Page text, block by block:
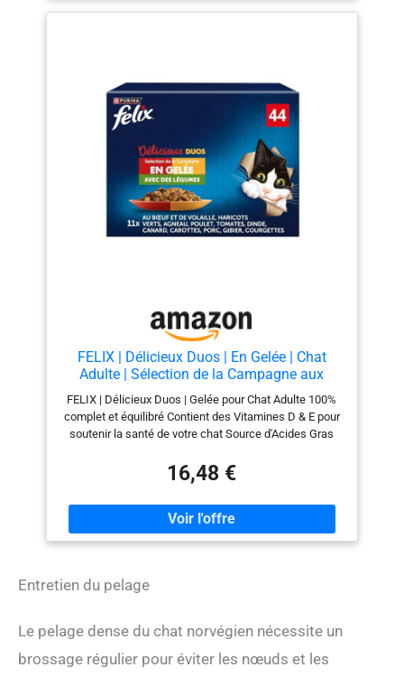
Cette Sélection Mixte propose 4 délicieuses saveurs
minéraux essentiels, incluant des nutriments clés pour
aider votre petit coquin à rester en bonne santé et
toujours plein de vitalité. UNE QUALITÉ DIGNE DE
CONFIANCE : Élaboré avec des ingrédients de qualité.
Contient des acides gras Oméga 6 essentiels, des
vitamines A & E, et sans colorants. FAIRE DES
RÉSERVES, INTELLIGEMMENT : Les formats
multi‑emballages, avec des sachets pratiques, offrent
un excellent rapport qualité-prix au quotidien, vous
FELIX | Délicieux Duos | En Gelée | Chat
Adulte | Sélection de la Campagne aux
Légumes | Sachets Fraîcheurs | 44x85g
FELIX | Délicieux Duos | Gelée pour Chat Adulte 100%
complet et équilibré Contient des Vitamines D & E pour
soutenir la santé de votre chat Source d'Acides Gras
Sans arômes artificiels ajoutés et sans conservateurs
artificiels ajoutés Cet emballage carton est fabriqué
avec min. 80% de fibres recyclées Propose 4 variétés
savoureuses : Bœuf et Volaille, Porc et Gibier, Dinde et
Canard, Agneau et Poulet Présenté en Sachets
16,48 €
Entretien du pelage
Le pelage dense du chat norvégien nécessite un
brossage régulier pour éviter les nœuds et les